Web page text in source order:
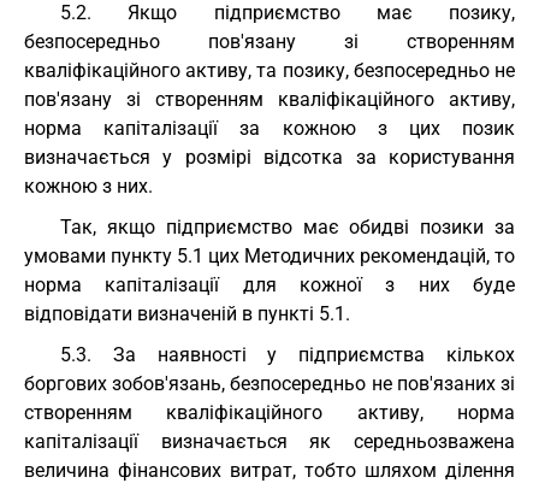
5.2. Якщо підприємство має позику,
безпосередньо пов'язану зі створенням
кваліфікаційного активу, та позику, безпосередньо не
пов'язану зі створенням кваліфікаційного активу,
норма капіталізації за кожною з цих позик
визначається у розмірі відсотка за користування
кожною з них.
Так, якщо підприємство має обидві позики за
умовами пункту 5.1 цих Методичних рекомендацій, то
норма капіталізації для кожної з них буде
відповідати визначеній в пункті 5.1.
5.3. За наявності у підприємства кількох
боргових зобов'язань, безпосередньо не пов'язаних зі
створенням кваліфікаційного активу, норма
капіталізації визначається як середньозважена
величина фінансових витрат, тобто шляхом ділення